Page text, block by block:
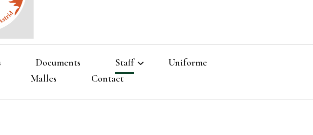
Documents Staff
Uniforme
Malles Contact